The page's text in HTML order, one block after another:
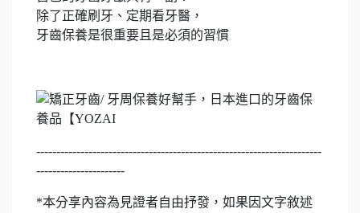
除了正確刷牙、定期看牙醫，
牙齒保養是很重要且是必須的習慣
-----------------------------------------------------------------------
----------------------
*本分享內容為見證者自由抒發，如果因文字敘述